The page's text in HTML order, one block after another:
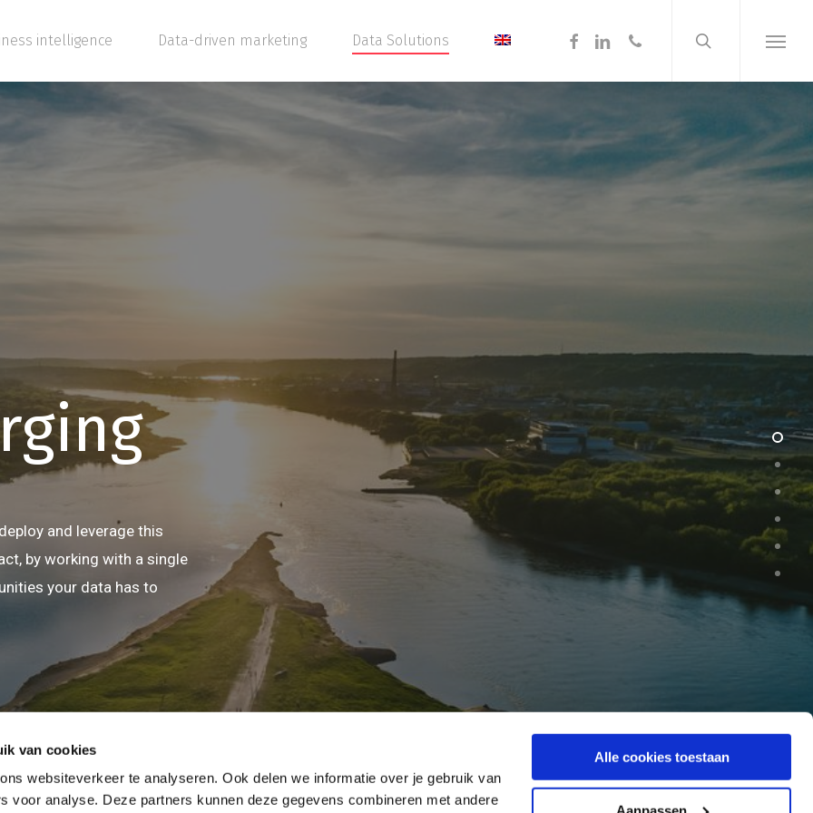
van cookies
websiteverkeer te analyseren. Ook delen we informatie over je gebruik van
voor analyse. Deze partners kunnen deze gegevens combineren met andere
Alle cookies toestaan
intelligence Data-driven marketing Data Solutions facebooklinkedinphone
Menu
and leverage this
by working with a single
your data has to